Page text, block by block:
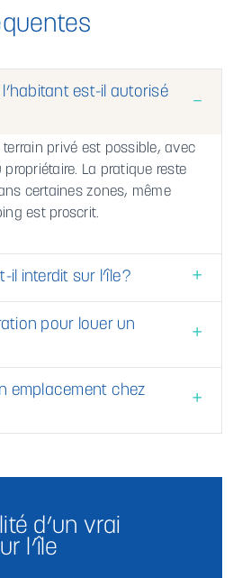
est-il autorisé
privé est possible, avec
propriétaire. La pratique reste
certaines zones, même
est proscrit.
il interdit sur l’île ?
pour louer un
emplacement chez
d’un vrai
l’île